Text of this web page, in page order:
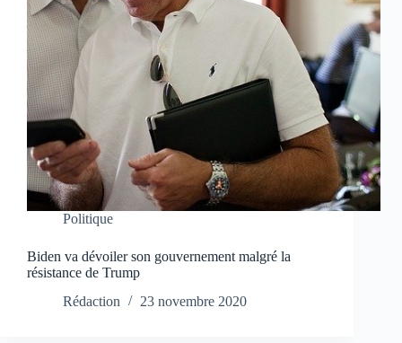
Politique
Biden va dévoiler son gouvernement malgré la
résistance de Trump
Rédaction
23 novembre 2020